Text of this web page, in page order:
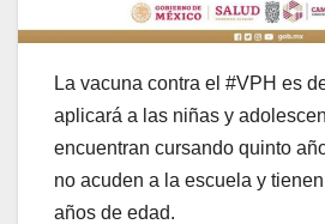
La vacuna contra el #VPH es
aplicará a las niñas y
encuentran cursando quinto
no acuden a la escuela y
años de edad.